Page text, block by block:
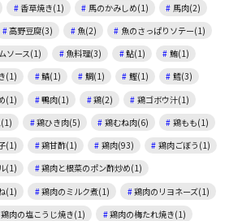
香草焼き(1) 馬のかみしめ(1)
馬肉(2)
高野豆腐(3) 魚(2)
魚のさっぱりソテー(1)
ソース(1)
魚料理(3) 鮎(1)
鮪(1)
(1) 鯖(1) 鯛(1) 鰹(1)
鱈(3)
(1)
鴨肉(1) 鶏(2)
鶏ゴボウ汁(1)
鶏ひき肉(5) 鶏むね肉(6)
鶏もも(1)
(1) 鶏甘酢(1) 鶏肉(93)
鶏肉ごぼう(1)
(1)
鶏肉と根菜のポン酢炒め(1)
(1)
鶏肉のミルク煮(1)
鶏肉のリヨネーズ(1)
鶏肉の塩こうじ焼き(1)
鶏肉の梅たれ焼き(1)